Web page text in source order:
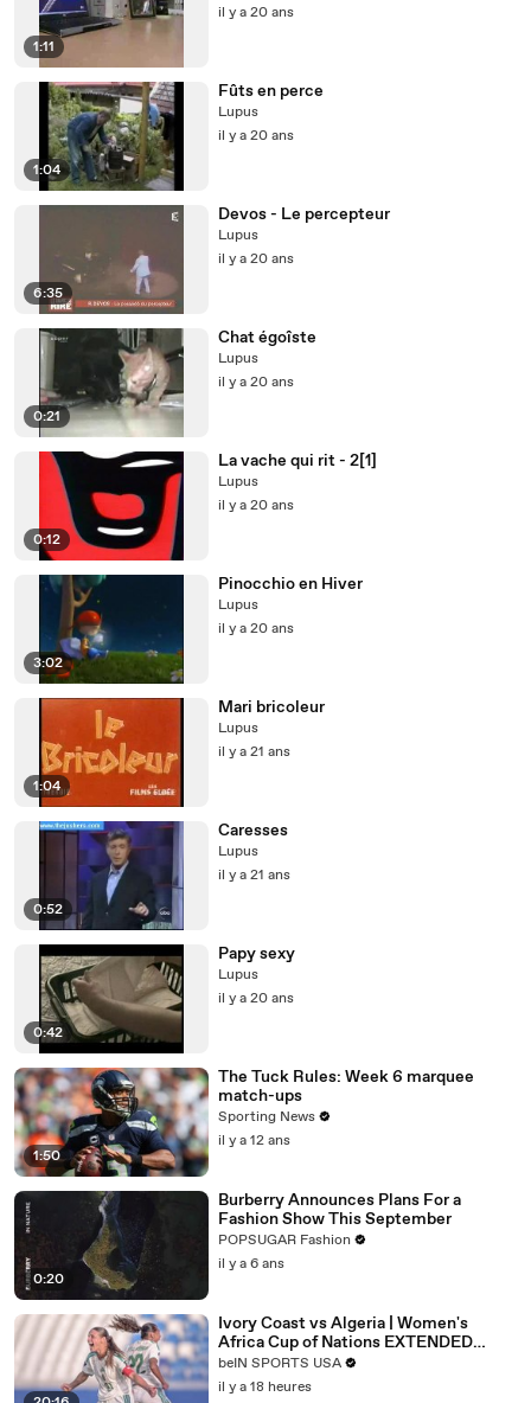
1:11
il y a 20 ans
1:04
Fûts en perce
Lupus
il y a 20 ans
6:35
Devos - Le percepteur
Lupus
il y a 20 ans
0:21
Chat égoîste
Lupus
il y a 20 ans
0:12
La vache qui rit - 2[1]
Lupus
il y a 20 ans
3:02
Pinocchio en Hiver
Lupus
il y a 20 ans
1:04
Mari bricoleur
Lupus
il y a 21 ans
0:52
Caresses
Lupus
il y a 21 ans
0:42
Papy sexy
Lupus
il y a 20 ans
1:50
The Tuck Rules: Week 6 marquee
match-ups
Sporting News
il y a 12 ans
0:20
Burberry Announces Plans For a
Fashion Show This September
POPSUGAR Fashion
il y a 6 ans
Ivory Coast vs Algeria | Women's
Africa Cup of Nations EXTENDED
HIGHLIGHT |
08/08/2026|beINSportsUSA
beIN SPORTS USA
il y a 18 heures